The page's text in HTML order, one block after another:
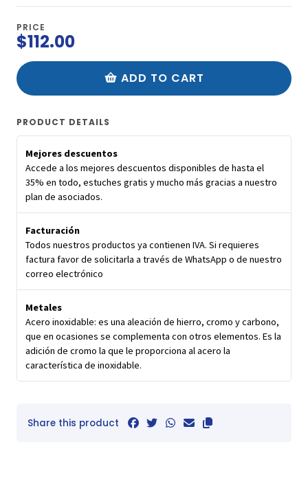
PRICE
$112.00
ADD TO CART
PRODUCT DETAILS
Mejores descuentos
Accede a los mejores descuentos disponibles de hasta el
35% en todo, estuches gratis y mucho más gracias a nuestro
plan de asociados.
Facturación
Todos nuestros productos ya contienen IVA. Si requieres
factura favor de solicitarla a través de WhatsApp o de nuestro
correo electrónico
Metales
Acero inoxidable: es una aleación de hierro, cromo y carbono,
que en ocasiones se complementa con otros elementos. Es la
adición de cromo la que le proporciona al acero la
característica de inoxidable.
Share this product